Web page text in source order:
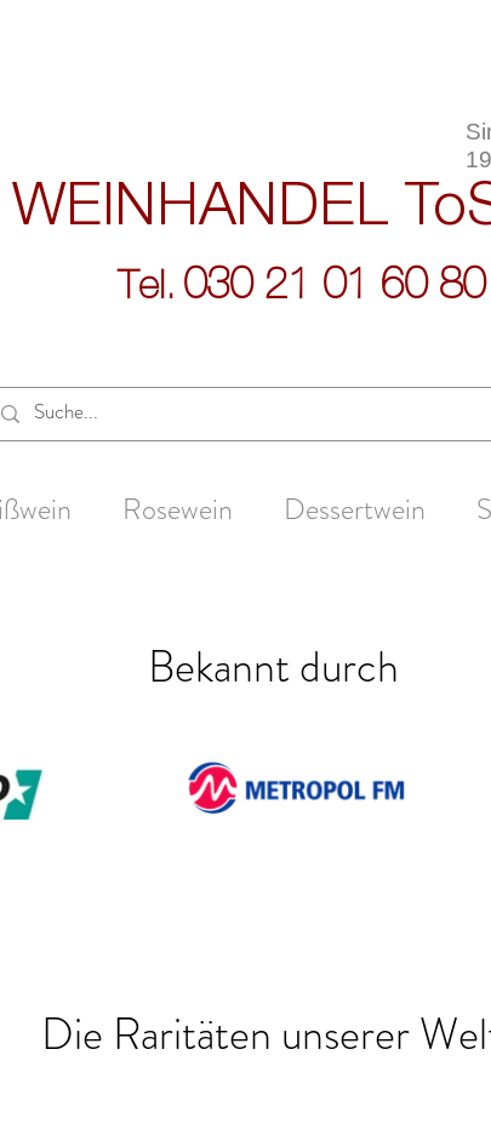
WEINHANDEL
Tel. 030 21 01 60 80
Rosewein Dessertwein
Bekannt durch
Die Raritäten unserer